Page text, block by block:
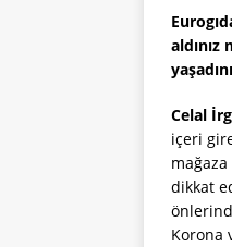
aldınız
Celal
içeri
dikkat
Korona